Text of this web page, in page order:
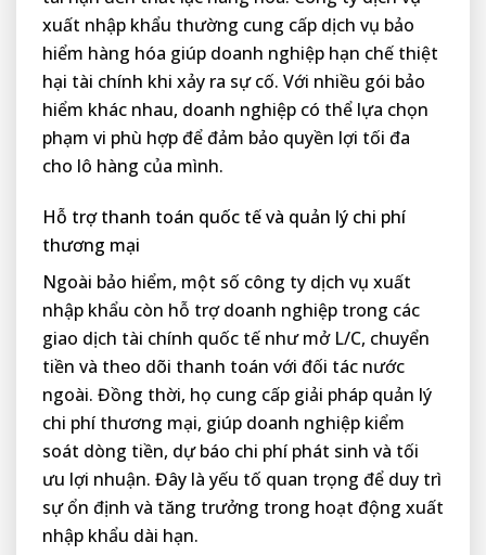
xuất nhập khẩu thường cung cấp dịch vụ bảo
hiểm hàng hóa giúp doanh nghiệp hạn chế thiệt
hại tài chính khi xảy ra sự cố. Với nhiều gói bảo
hiểm khác nhau, doanh nghiệp có thể lựa chọn
phạm vi phù hợp để đảm bảo quyền lợi tối đa
cho lô hàng của mình.
Hỗ trợ thanh toán quốc tế và quản lý chi phí
thương mại
Ngoài bảo hiểm, một số công ty dịch vụ xuất
nhập khẩu còn hỗ trợ doanh nghiệp trong các
giao dịch tài chính quốc tế như mở L/C, chuyển
tiền và theo dõi thanh toán với đối tác nước
ngoài. Đồng thời, họ cung cấp giải pháp quản lý
chi phí thương mại, giúp doanh nghiệp kiểm
soát dòng tiền, dự báo chi phí phát sinh và tối
ưu lợi nhuận. Đây là yếu tố quan trọng để duy trì
sự ổn định và tăng trưởng trong hoạt động xuất
nhập khẩu dài hạn.